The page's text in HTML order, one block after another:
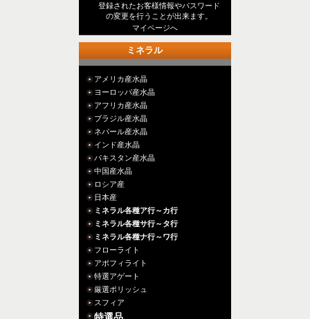
登録されたお客様情報やパスワード
の変更を行うことが出来ます。
マイページへ
ミネラル
アメリカ産水晶
ヨーロッパ産水晶
アフリカ産水晶
ブラジル産水晶
ネパール産水晶
インド産水晶
パキスタン産水晶
中国産水晶
ロシア産
日本産
ミネラル各種ア行～カ行
ミネラル各種サ行～タ行
ミネラル各種ナ行～ワ行
フローライト
アポフィライト
特選アゲート
厳選ポリッシュ
スフィア
特選品